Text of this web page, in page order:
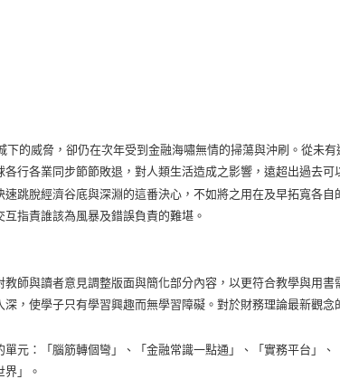
下的威脅，卻仍在次年受到金融海嘯無情的掃蕩與沖刷。從未
行各業同步節節敗退，對人類生活造成之影響，遠超出過去
跳脫經濟谷底與深淵的這番決心，不如將之用在及早拓寬各
指責誰該為風暴及錯誤負責的難堪。
師與讀者意見調整版面與簡化部分內容，以更符合教學與用書
，使學子只有學習興趣而無學習障礙。對於財務理論最新觀
元：「腦筋轉個彎」、「金融常識一點通」、「實務平台」、
」。